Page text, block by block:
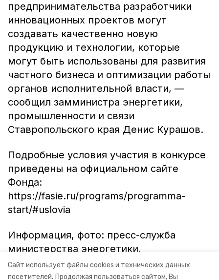
Сайт использует файлы cookies и технических данных
посетителей. Продолжая пользоваться сайтом, Вы
предпринимательства разработчики
инновационных проектов могут
создавать качественно новую
продукцию и технологии, которые
могут быть использованы для развития
частного бизнеса и оптимизации работы
органов исполнительной власти, —
сообщил замминистра энергетики,
промышленности и связи
Ставропольского края Денис Курашов.
Подробные условия участия в конкурсе
приведены на официальном сайте
Фонда:
https://fasie.ru/programs/programma-
start/#uslovia
Информация, фото: пресс-служба
министерства энергетики,
промышленности и связи
Ставропольского края